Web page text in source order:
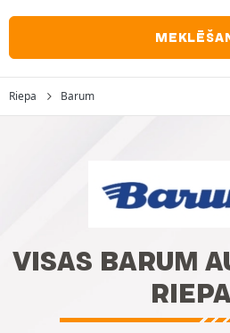
Riepa Barum
VISAS BARUM